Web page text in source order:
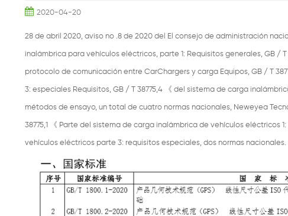
2020-04-20
28 de abril 2020, aviso no .8 de 2020 del El consejo de administración
inalámbrica para vehículos eléctricos, parte 1: Requisitos generales, GB / T
protocolo de comunicación entre CarChargers y carga Equipos, GB / T
3: especiales Requisitos, GB / T 38775,4 《 del sistema de carga
métodos de ensayo, un total de cuatro normas nacionales, Neweyea
38775,1 《 Parte del sistema de carga inalámbrica de vehículos eléctricos 1:
vehículos eléctricos parte 3: requisitos especiales, dos normas nacionales.